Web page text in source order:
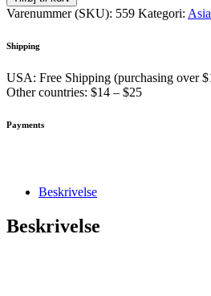
Varenummer (SKU): 559 Kategori:
Shipping
USA: Free Shipping (purchasing over
Other countries: $14 – $25
Payments
Beskrivelse
Beskrivelse